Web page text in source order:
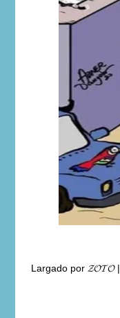
Largado por 𝓩𝓞𝓣𝓞|